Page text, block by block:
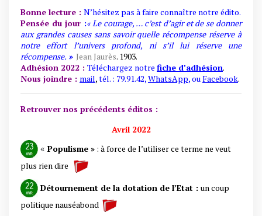
Bonne lecture : N’hésitez pas à faire connaître notre édito.
Pensée du jour :« Le courage, … c’est d’agir et de se donner
aux grandes causes sans savoir quelle récompense réserve à
notre effort l’univers profond, ni s’il lui réserve une
récompense. » Jean Jaurès. 1903.
Adhésion 2022 : Téléchargez notre fiche d’adhésion.
Nous joindre : mail,tél. : 79.91.42,WhatsApp, ouFacebook.
Retrouver nos précédents éditos :
Avril 2022
« Populisme » : à force de l’utiliser ce terme ne veut
plus rien dire
Détournement de la dotation de l’Etat : un coup
politique nauséabond